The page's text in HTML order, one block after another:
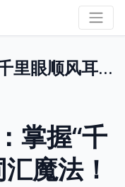
英语词根“tele-”：掌握“千里眼顺风耳”的词汇魔法！
掌握“千
魔法！